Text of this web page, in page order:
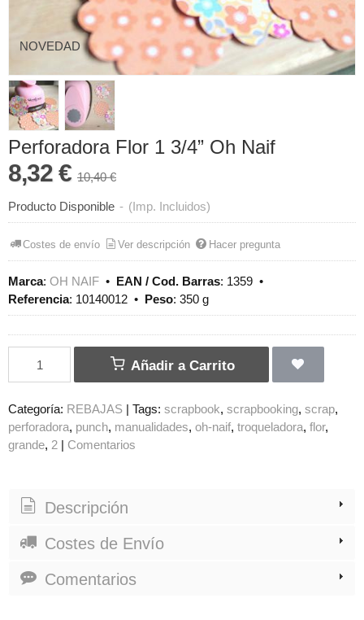
NOVEDAD
Perforadora Flor 1 3/4” Oh Naif
8,32 € 10,40 €
Producto Disponible - (Imp. Incluidos)
Costes de envío Ver descripción Hacer pregunta
Marca: OH NAIF • EAN / Cod. Barras: 1359 •
Referencia: 10140012 • Peso: 350 g
Añadir a Carrito
Categoría: REBAJAS | Tags: scrapbook scrapbooking scrap
perforadora punch manualidades oh-naif troqueladora flor
grande 2 | Comentarios
Descripción
Costes de Envío
Comentarios